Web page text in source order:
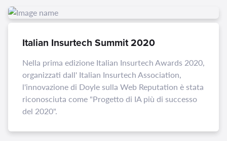
Italian Insurtech Summit 2020
Nella prima edizione Italian Insurtech Awards 2020,
organizzati dall' Italian Insurtech Association,
l'innovazione di Doyle sulla Web Reputation è stata
riconosciuta come "Progetto di IA più di successo
del 2020".